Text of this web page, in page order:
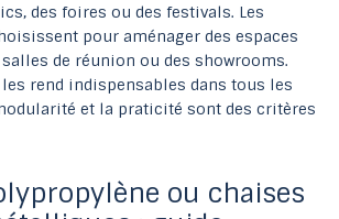
des foires ou des festivals. Les
pour aménager des espaces
de réunion ou des showrooms.
rend indispensables dans tous les
et la praticité sont des critères
ou chaises